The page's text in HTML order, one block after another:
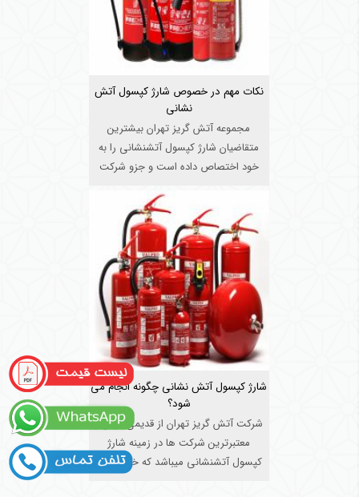
نکات مهم در خصوص شارژ کپسول آتش
نشانی
مجموعه آتش گریز تهران بیشترین
متقاضیان شارژ کپسول آتشنشانی را به
خود اختصاص داده است و جزو شرکت
شارژ کپسول آتش نشانی چگونه انجام می
شود؟
شرکت آتش گریز تهران از قدیمی ترین و
معتبرترین شرکت ها در زمینه شارژ
کپسول آتشنشانی میباشد که خدمات گ